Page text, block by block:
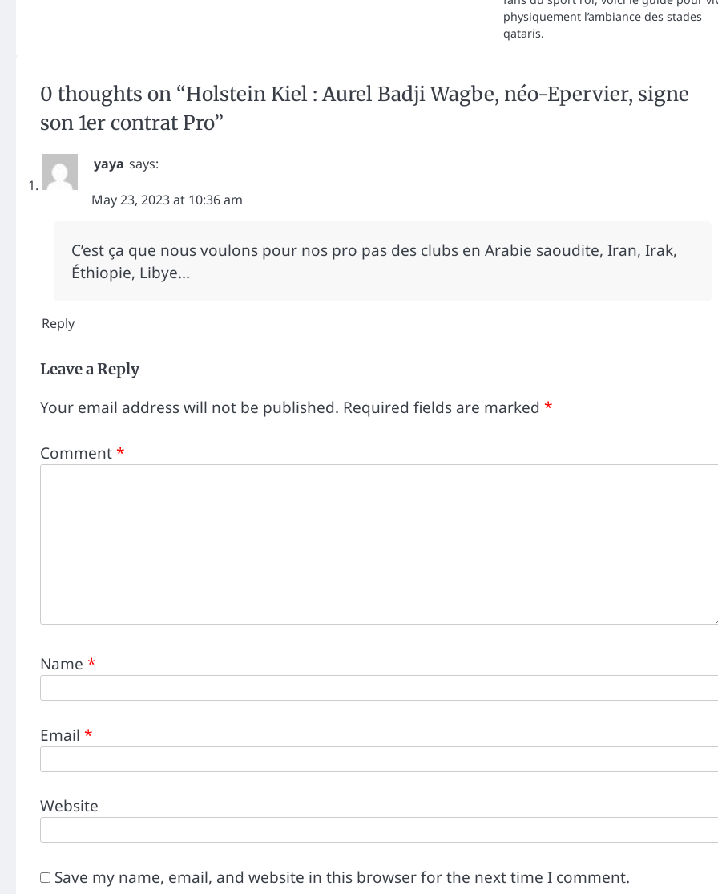
physiquement l’ambiance des stades
qataris.
0 thoughts on “Holstein Kiel : Aurel Badji Wagbe, néo-Epervier, signe
son 1er contrat Pro”
yaya says:
May 23, 2023 at 10:36 am
C’est ça que nous voulons pour nos pro pas des clubs en Arabie saoudite, Iran, Irak,
Éthiopie, Libye…
Reply
Leave a Reply
Your email address will not be published. Required fields are marked *
Comment*
Name *
Email *
Website
Save my name, email, and website in this browser for the next time I comment.